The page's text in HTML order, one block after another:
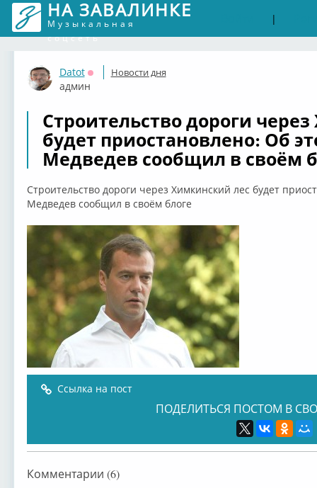
НА ЗАВАЛИНКЕ
Музыкальная
соцсеть
|
Datot
Оффлайн
админ
Новости дня
Строительство дороги
будет приостановлено: Об
Медведев сообщил в своём
Строительство дороги через Химкинский лес будет
Медведев сообщил в своём блоге
Ссылка на пост
ПОДЕЛИТЬСЯ ПОСТОМ В
Комментарии (6)